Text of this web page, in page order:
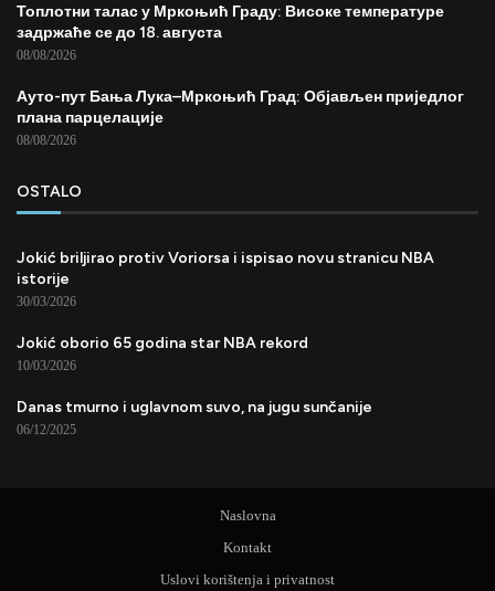
Топлотни талас у Мркоњић Граду: Високе температуре
задржаће се до 18. августа
08/08/2026
Ауто-пут Бања Лука–Мркоњић Град: Објављен приједлог
плана парцелације
08/08/2026
OSTALO
Jokić briljirao protiv Voriorsa i ispisao novu stranicu NBA
istorije
30/03/2026
Jokić oborio 65 godina star NBA rekord
10/03/2026
Danas tmurno i uglavnom suvo, na jugu sunčanije
06/12/2025
Naslovna
Kontakt
Uslovi korištenja i privatnost